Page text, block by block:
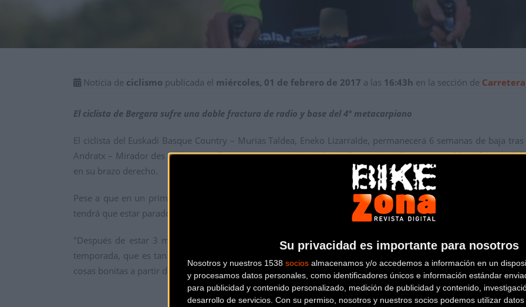
Su privacidad es importante para nosotros
Nosotros y nuestros 1538 socios almacenamos y/o accedemos a información en un
y procesamos datos personales, como identificadores únicos e información estándar
para publicidad y contenido personalizado, medición de publicidad y contenido,
desarrollo de servicios. Con su permiso, nosotros y nuestros socios podemos utilizar
Noticia de ciclismo publicada el miércoles, 01 de febrero de 2017 a las 16:43h en la sección de Carretera
El ciclista de Bergara sufre una doble fractura de radio y base del 4º metacarpiano
El ciclista del Euskadi Basque Country – Murias Taldea, Eneko Lizarralde, permanecerá 6 semanas de baja
Andratx – Mirador des Colomer (Pollença), tercera prueba de la Challenge de Mallorca. Lizarralde sufre una
en su brazo derecho.
Pese a que en un primer momento las pruebas descartaron fracturas, nuevas pruebas han revelado el
tendrá que estar parado una semana, por culpa de los puntos de la rodilla, y hasta dentro de 6 semanas no
"Después de estar 3 meses parado el año pasado, este año tenía más ganas si cabe de hacer las cosas
temporada, que es tan importante para nosotros. Ahora solo pienso en intentar llevar la recuperación lo
cosas bonitas a partir de abril", ha declarado Eneko Lizarralde.